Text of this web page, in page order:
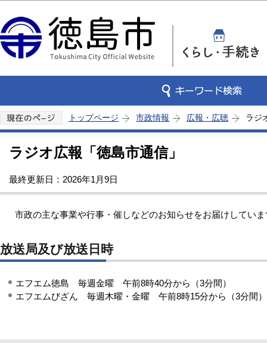
トップページ 市政情報 広報・広聴 ラジ
ラジオ広報「徳島市通信」
最終更新日：2026年1月9日
市政の主な事業や行事・催しなどのお知らせをお届けしていま
放送局及び放送日時
エフエム徳島 毎週金曜 午前8時40分から（3分間）
エフエムびざん 毎週木曜・金曜 午前8時15分から（3分間）